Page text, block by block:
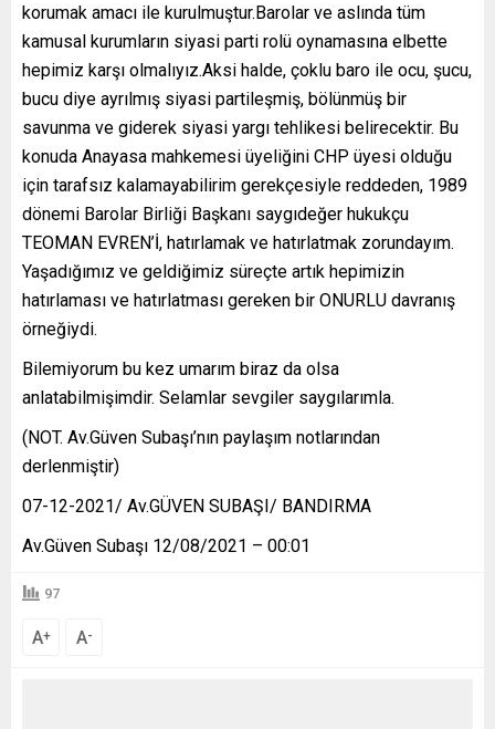
korumak amacı ile kurulmuştur.Barolar ve aslında tüm
kamusal kurumların siyasi parti rolü oynamasına elbette
hepimiz karşı olmalıyız.Aksi halde, çoklu baro ile ocu, şucu,
bucu diye ayrılmış siyasi partileşmiş, bölünmüş bir
savunma ve giderek siyasi yargı tehlikesi belirecektir. Bu
konuda Anayasa mahkemesi üyeliğini CHP üyesi olduğu
için tarafsız kalamayabilirim gerekçesiyle reddeden, 1989
dönemi Barolar Birliği Başkanı saygıdeğer hukukçu
TEOMAN EVREN’İ, hatırlamak ve hatırlatmak zorundayım.
Yaşadığımız ve geldiğimiz süreçte artık hepimizin
hatırlaması ve hatırlatması gereken bir ONURLU davranış
örneğiydi.
Bilemiyorum bu kez umarım biraz da olsa
anlatabilmişimdir. Selamlar sevgiler saygılarımla.
(NOT. Av.Güven Subaşı’nın paylaşım notlarından
derlenmiştir)
07-12-2021/ Av.GÜVEN SUBAŞI/ BANDIRMA
Av.Güven Subaşı 12/08/2021 – 00:01
97
A+ A-